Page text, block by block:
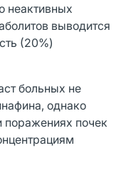
неактивных
выводится
(20%)
больных не
однако
почек